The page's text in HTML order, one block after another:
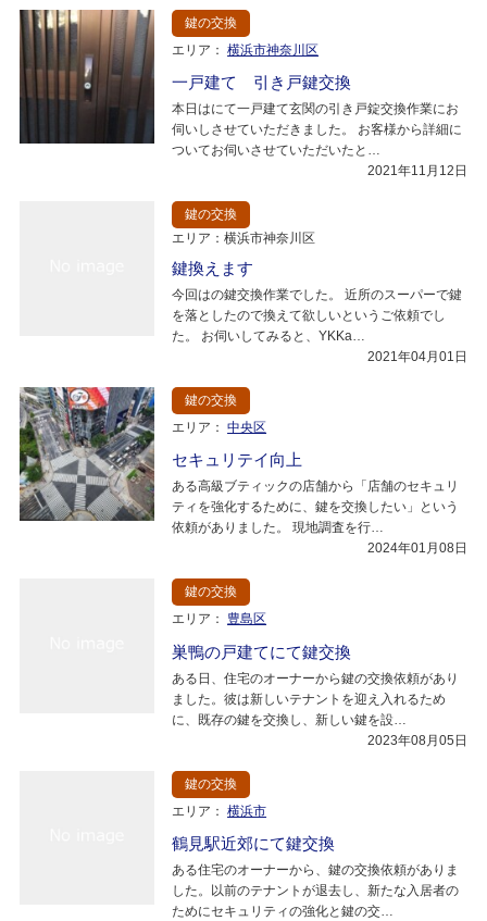
鍵の交換
エリア： 横浜市神奈川区
一戸建て 引き戸鍵交換
本日はにて一戸建て玄関の引き戸錠交換作業にお
伺いしさせていただきました。 お客様から詳細に
ついてお伺いさせていただいたと…
2021年11月12日
鍵の交換
エリア：横浜市神奈川区
鍵換えます
今回はの鍵交換作業でした。 近所のスーパーで鍵
を落としたので換えて欲しいというご依頼でし
た。 お伺いしてみると、YKKa…
2021年04月01日
鍵の交換
エリア： 中央区
セキュリテイ向上
ある高級ブティックの店舗から「店舗のセキュリ
ティを強化するために、鍵を交換したい」という
依頼がありました。 現地調査を行…
2024年01月08日
鍵の交換
エリア：
豊島区
巣鴨の戸建てにて鍵交換
ある日、住宅のオーナーから鍵の交換依頼があり
ました。彼は新しいテナントを迎え入れるため
に、既存の鍵を交換し、新しい鍵を設…
2023年08月05日
鍵の交換
エリア： 横浜市
鶴見駅近郊にて鍵交換
ある住宅のオーナーから、鍵の交換依頼がありま
した。以前のテナントが退去し、新たな入居者の
ためにセキュリティの強化と鍵の交…